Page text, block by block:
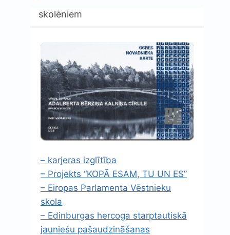
skolēniem
– karjeras izglītība
– Projekts “KOPĀ ESAM, TU UN ES”
– Eiropas Parlamenta Vēstnieku
skola
– Edinburgas hercoga starptautiskā
jauniešu pašaudzināšanas